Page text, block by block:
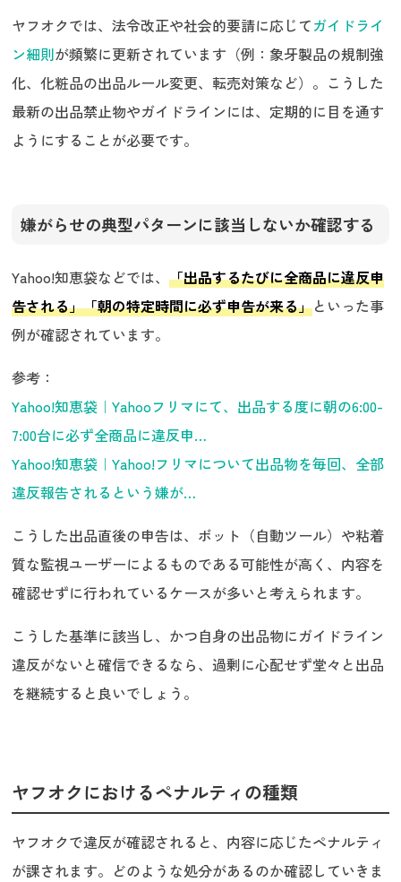
ヤフオクでは、法令改正や社会的要請に応じてガイドライ
ン細則が頻繁に更新されています（例：象牙製品の規制強
化、化粧品の出品ルール変更、転売対策など）。こうした
最新の出品禁止物やガイドラインには、定期的に目を通す
ようにすることが必要です。
嫌がらせの典型パターンに該当しないか確認する
Yahoo!知恵袋などでは、「出品するたびに全商品に違反申
告される」「朝の特定時間に必ず申告が来る」といった事
例が確認されています。
参考：
Yahoo!知恵袋｜Yahooフリマにて、出品する度に朝の6:00-
7:00台に必ず全商品に違反申…
Yahoo!知恵袋｜Yahoo!フリマについて出品物を毎回、全部
違反報告されるという嫌が…
こうした出品直後の申告は、ボット（自動ツール）や粘着
質な監視ユーザーによるものである可能性が高く、内容を
確認せずに行われているケースが多いと考えられます。
こうした基準に該当し、かつ自身の出品物にガイドライン
違反がないと確信できるなら、過剰に心配せず堂々と出品
を継続すると良いでしょう。
ヤフオクにおけるペナルティの種類
ヤフオクで違反が確認されると、内容に応じたペナルティ
が課されます。どのような処分があるのか確認していきま